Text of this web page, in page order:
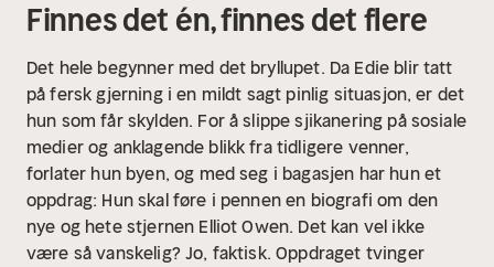
Finnes det én, finnes det flere
Det hele begynner med det bryllupet. Da Edie blir tatt
på fersk gjerning i en mildt sagt pinlig situasjon, er det
hun som får skylden. For å slippe sjikanering på sosiale
medier og anklagende blikk fra tidligere venner,
forlater hun byen, og med seg i bagasjen har hun et
oppdrag: Hun skal føre i pennen en biografi om den
nye og hete stjernen Elliot Owen. Det kan vel ikke
være så vanskelig? Jo, faktisk. Oppdraget tvinger